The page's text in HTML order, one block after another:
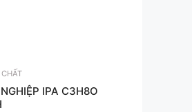
IPA C3H8O